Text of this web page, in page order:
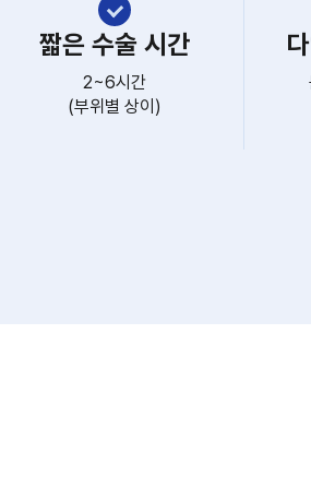
짧은 수술 시간
2~6시간
(부위별 상이)